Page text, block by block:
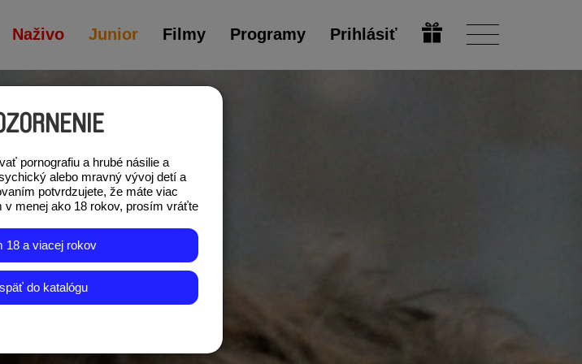
Naživo Junior Filmy Programy Prihlásiť
pornografiu a hrubé násilie a
alebo mravný vývoj detí a
potvrdzujete, že máte viac
v menej ako 18 rokov, prosím vráťte
18 a viacej rokov
do katalógu